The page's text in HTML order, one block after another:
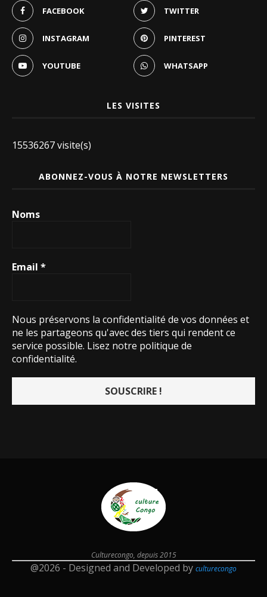
FACEBOOK TWITTER
INSTAGRAM PINTEREST
YOUTUBE WHATSAPP
LES VISITES
15536267 visite(s)
ABONNEZ-VOUS À NOTRE NEWSLETTERS
Noms
Email *
Nous préservons la confidentialité de vos données et
ne les partageons qu'avec des tiers qui rendent ce
service possible. Lisez notre politique de
confidentialité.
Culturecongo, depuis 2015
@2026 - Designed and Developed by culturecongo